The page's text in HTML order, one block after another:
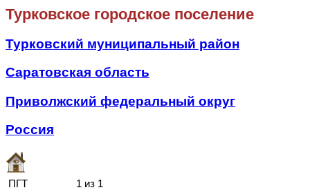
Турковское городское поселение
Турковский муниципальный район
Саратовская область
Приволжский федеральный округ
Россия
ПГТ
1 из 1